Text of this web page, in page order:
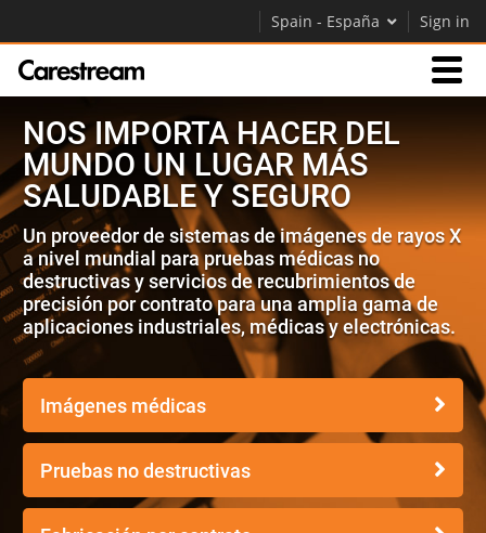
Spain - España Sign in
Empresas
Empresa
Empresa
Careers
Contáctenos
NOS IMPORTA HACER DEL
MUNDO UN LUGAR MÁS
SALUDABLE Y SEGURO
Un proveedor de sistemas de imágenes de rayos X
a nivel mundial para pruebas médicas no
destructivas y servicios de recubrimientos de
precisión por contrato para una amplia gama de
aplicaciones industriales, médicas y electrónicas.
Imágenes médicas
Pruebas no destructivas